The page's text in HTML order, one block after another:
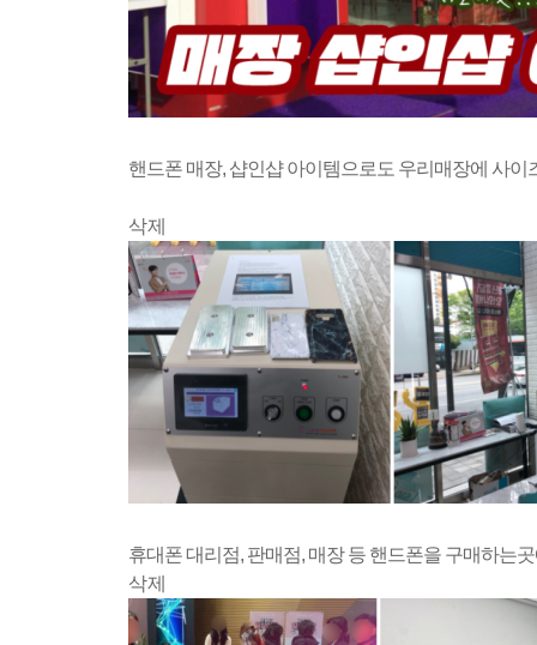
핸드폰 매장, 샵인샵 아이템으로도 우리매장에 사
삭제
휴대폰 대리점, 판매점, 매장 등 핸드폰을 구매하는
삭제